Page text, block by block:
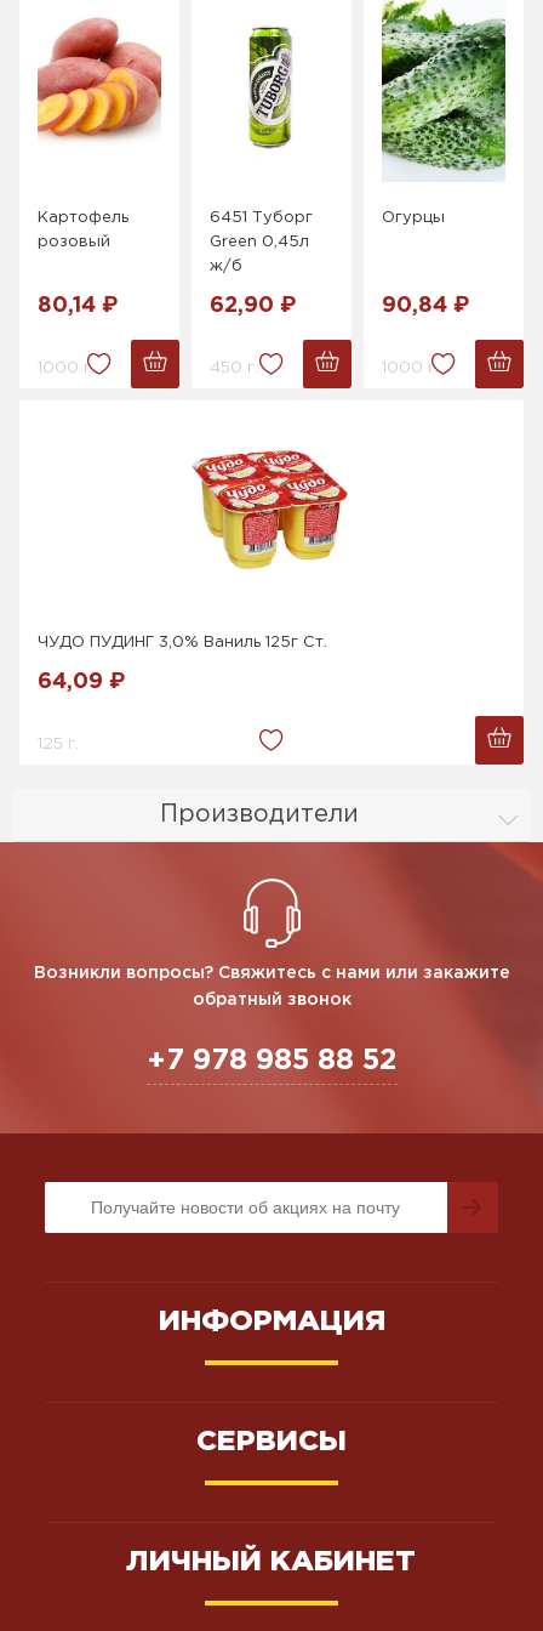
Производители
Картофель
розовый
80,14 ₽
1000 г.
6451 Туборг
Green 0,45л
ж/б
62,90 ₽
450 г.
Огурцы
90,84 ₽
1000 г.
ЧУДО ПУДИНГ 3,0% Ваниль 125г Ст.
64,09 ₽
125 г.
Возникли вопросы? Свяжитесь с нами или закажите
обратный звонок
+7 978 985 88 52
ИНФОРМАЦИЯ
СЕРВИСЫ
ЛИЧНЫЙ КАБИНЕТ